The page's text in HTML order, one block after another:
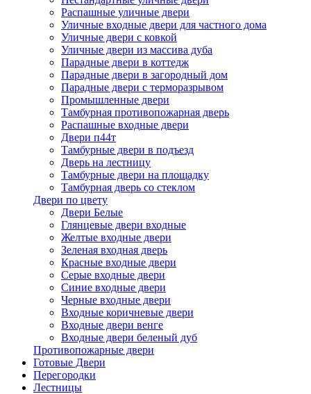
Распашные уличные двери
Уличные входные двери для частного дома
Уличные двери с ковкой
Уличные двери из массива дуба
Парадные двери в коттедж
Парадные двери в загородный дом
Парадные двери с терморазрывом
Промышленные двери
Тамбурная противопожарная дверь
Распашные входные двери
Двери п44т
Тамбурные двери в подъезд
Дверь на лестницу
Тамбурные двери на площадку
Тамбурная дверь со стеклом
Двери по цвету
Двери Белые
Глянцевые двери входные
Желтые входные двери
Зеленая входная дверь
Красные входные двери
Серые входные двери
Синие входные двери
Черные входные двери
Входные коричневые двери
Входные двери венге
Входные двери беленый дуб
Противопожарные двери
Готовые Двери
Перегородки
Лестницы